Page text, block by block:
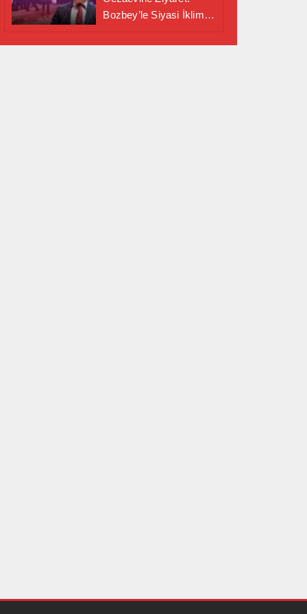
Bozbey’le Siyasi İklim